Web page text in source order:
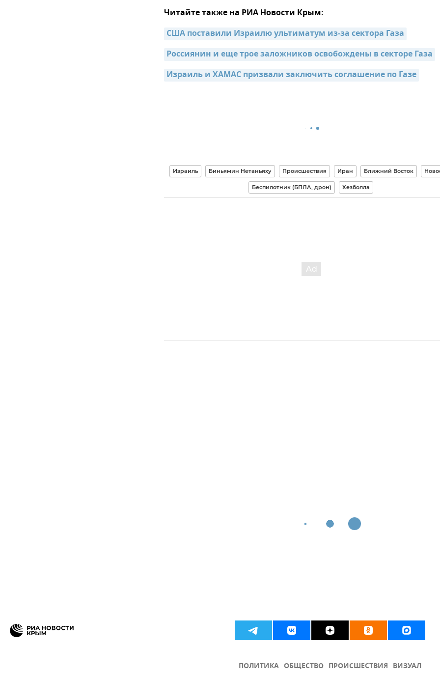
Читайте также на РИА Новости Крым:
США поставили Израилю ультиматум из-за сектора Газа
Россиянин и еще трое заложников освобождены в секторе Газа
Израиль и ХАМАС призвали заключить соглашение по Газе
Израиль Биньямин Нетаньяху Происшествия Иран Ближний Восток
Беспилотник (БПЛА, дрон) Хезболла
ПОЛИТИКА ОБЩЕСТВО ПРОИСШЕСТВИЯ ВИЗУАЛ